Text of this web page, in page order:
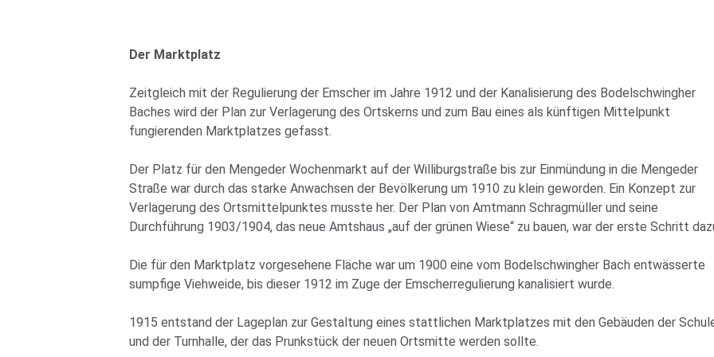
Der Marktplatz
Zeitgleich mit der Regulierung der Emscher im Jahre 1912 und der Kanalisierung des Bodelschwingher
Baches wird der Plan zur Verlagerung des Ortskerns und zum Bau eines als künftigen Mittelpunkt
fungierenden Marktplatzes gefasst.
Der Platz für den Mengeder Wochenmarkt auf der Williburgstraße bis zur Einmündung in die Mengeder
Straße war durch das starke Anwachsen der Bevölkerung um 1910 zu klein geworden. Ein Konzept zur
Verlagerung des Ortsmittelpunktes musste her. Der Plan von Amtmann Schragmüller und seine
Durchführung 1903/1904, das neue Amtshaus „auf der grünen Wiese“ zu bauen, war der erste Schritt
Die für den Marktplatz vorgesehene Fläche war um 1900 eine vom Bodelschwingher Bach entwässerte
sumpfige Viehweide, bis dieser 1912 im Zuge der Emscherregulierung kanalisiert wurde.
1915 entstand der Lageplan zur Gestaltung eines stattlichen Marktplatzes mit den Gebäuden der
und der Turnhalle, der das Prunkstück der neuen Ortsmitte werden sollte.